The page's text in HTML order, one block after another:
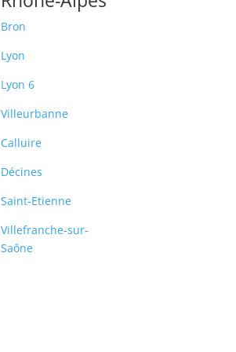
Bron
Lyon
Lyon 6
Villeurbanne
Calluire
Décines
Saint-Etienne
Villefranche-sur-
Saône